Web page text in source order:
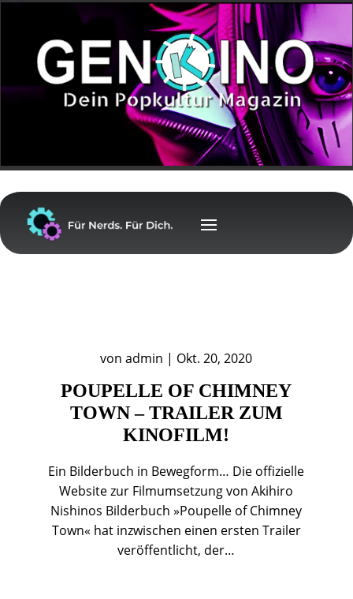
vonadmin | Okt. 20, 2020
POUPELLE OF CHIMNEY
TOWN – TRAILER ZUM
KINOFILM!
Ein Bilderbuch in Bewegform… Die offizielle
Website zur Filmumsetzung von Akihiro
Nishinos Bilderbuch »Poupelle of Chimney
Town« hat inzwischen einen ersten Trailer
veröffentlicht, der…